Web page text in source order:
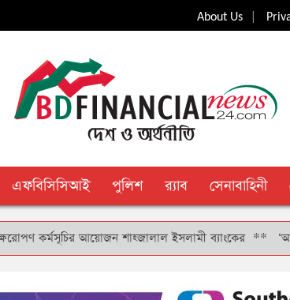
About Us|
এফবিসিসিআই পুলিশ র‍্যাব সেনাবাহিনী
আয়োজন শাহ্জালাল ইসলামী ব্যাংকের**‘অ্যাড মানি’